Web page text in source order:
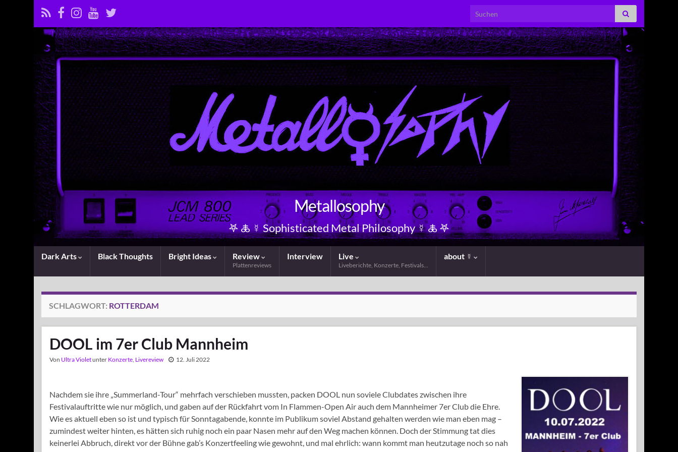
Search for:
Metallosophy
𖤐 🜏 ☿ Sophisticated Metal Philosophy ☿ 🜏 𖤐
Dark Arts Black Thoughts Bright Ideas Review
Plattenreviews
Interview Live
Liveberichte, Konzerte, Festivals…
about ☿
SCHLAGWORT: ROTTERDAM
DOOL im 7er Club Mannheim
Von Ultra Violetunter Konzerte, Livereview 12. Juli 2022
Nachdem sie ihre „Summerland-Tour“ mehrfach verschieben mussten, packen DOOL nun soviele Clubdates zwischen ihre
Festivalauftritte wie nur möglich, und gaben auf der Rückfahrt vom In Flammen-Open Air auch dem Mannheimer 7er Club die Ehre.
Wie es aktuell eben so ist und typisch für Sonntagabende, konnte im Publikum soviel Abstand gehalten werden wie man eben mag –
zumindest weiter hinten, es hätten sich ruhig noch ein paar Nasen mehr auf den Weg machen können. Doch der Stimmung tat dies
keinerlei Abbruch, direkt vor der Bühne gab’s Konzertfeeling wie gewohnt, und mal ehrlich: wann kommt man heutzutage noch so nah